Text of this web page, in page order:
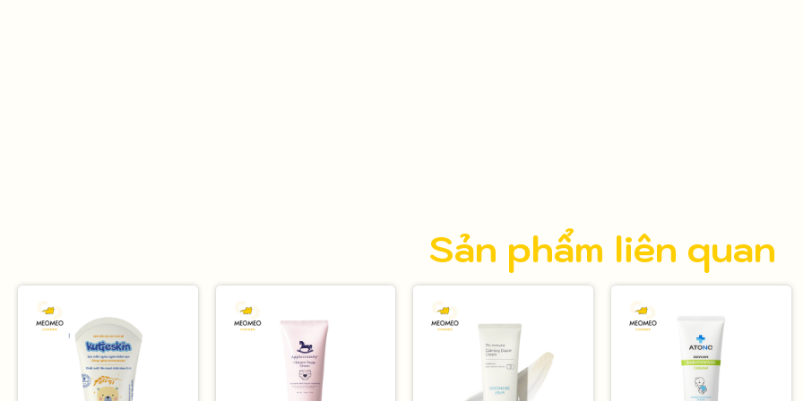
Sản phẩm liên quan